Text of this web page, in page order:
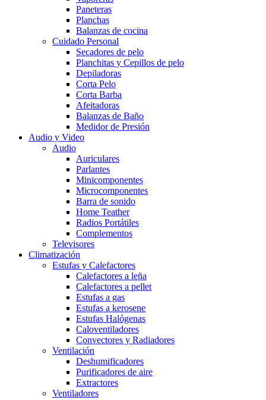
Paneteras
Planchas
Balanzas de cocina
Cuidado Personal
Secadores de pelo
Planchitas y Cepillos de pelo
Depiladoras
Corta Pelo
Corta Barba
Afeitadoras
Balanzas de Baño
Medidor de Presión
Audio y Video
Audio
Auriculares
Parlantes
Minicomponentes
Microcomponentes
Barra de sonido
Home Teather
Radios Portátiles
Complementos
Televisores
Climatización
Estufas y Calefactores
Calefactores a leña
Calefactores a pellet
Estufas a gas
Estufas a kerosene
Estufas Halógenas
Caloventiladores
Convectores y Radiadores
Ventilación
Deshumificadores
Purificadores de aire
Extractores
Ventiladores